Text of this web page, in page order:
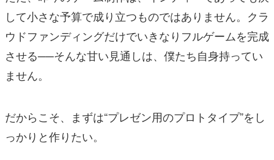
して小さな予算で成り立つものではありません。クラ
ウドファンディングだけでいきなりフルゲームを完成
させる──そんな甘い見通しは、僕たち自身持ってい
ません。
だからこそ、まずは“プレゼン用のプロトタイプ”をし
っかりと作りたい。